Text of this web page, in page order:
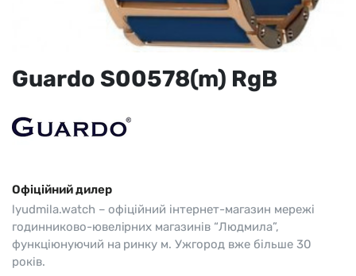
Guardo S00578(m) RgB
Офіційний дилер
lyudmila.watch – офіційний інтернет-магазин мережі
годинниково-ювелірних магазинів “Людмила”,
функціюнуючий на ринку м. Ужгород вже більше 30
років.